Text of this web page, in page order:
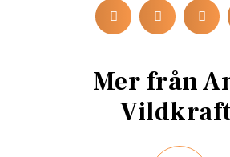
Mer från